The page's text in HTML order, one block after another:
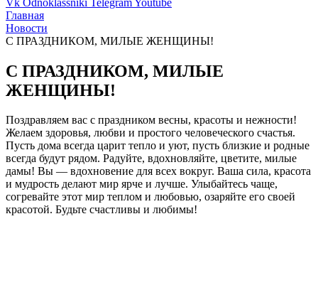
Главная
Новости
С ПРАЗДНИКОМ, МИЛЫЕ ЖЕНЩИНЫ!
С ПРАЗДНИКОМ, МИЛЫЕ
ЖЕНЩИНЫ!
Поздравляем вас с праздником весны, красоты и нежности!
Желаем здоровья, любви и простого человеческого счастья.
Пусть дома всегда царит тепло и уют, пусть близкие и родные
всегда будут рядом. Радуйте, вдохновляйте, цветите, милые
дамы! Вы — вдохновение для всех вокруг. Ваша сила, красота
и мудрость делают мир ярче и лучше. Улыбайтесь чаще,
согревайте этот мир теплом и любовью, озаряйте его своей
красотой. Будьте счастливы и любимы!